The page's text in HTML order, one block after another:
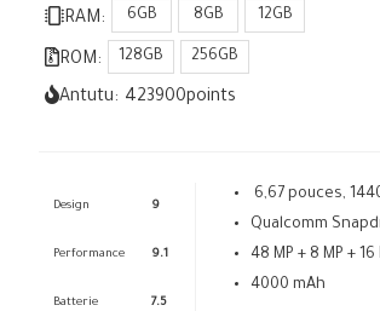
RAM: 6GB 8GB 12GB
ROM: 128GB 256GB
Antutu: 423900points
Design 9
Performance 9.1
Batterie 7.5
6,67 pouces,
Qualcomm
48 MP + 8 MP + 16
4000 mAh